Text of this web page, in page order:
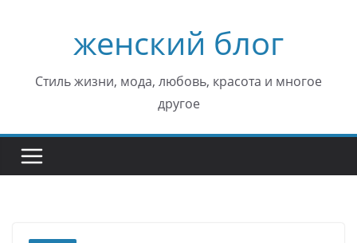
содержимомуженский блог
Стиль жизни, мода, любовь, красота и многое
другое